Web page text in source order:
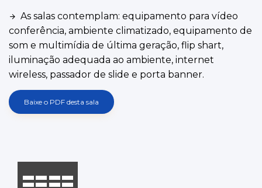
arrow_forward
As salas contemplam: equipamento para vídeo
conferência, ambiente climatizado, equipamento de
som e multimídia de última geração, flip shart,
iluminação adequada ao ambiente, internet
wireless, passador de slide e porta banner.
Baixe o PDF desta sala